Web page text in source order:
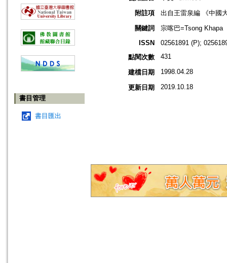
書目管理
書目匯出
附註項
出自王雷泉編 《中國
關鍵詞
宗喀巴=Tsong Khapa
ISSN
02561891 (P);
點閱次數
431
建檔日期 1998.04.28
更新日期 2019.10.18